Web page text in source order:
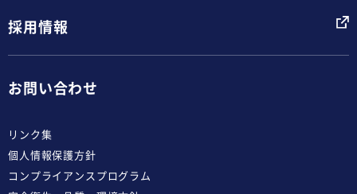
採用情報
お問い合わせ
リンク集
個人情報保護方針
コンプライアンスプログラム